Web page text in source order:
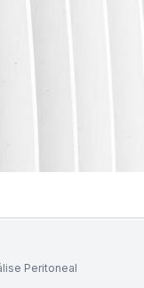
Peritoneal